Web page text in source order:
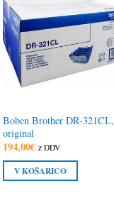
Boben Brother DR-321CL,
original
194,00€ z DDV
V KOŠARICO